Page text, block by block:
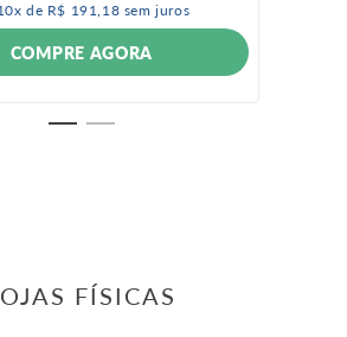
x de R$ 191, 18 sem juros
COMPRE AGORA
FÍSICAS